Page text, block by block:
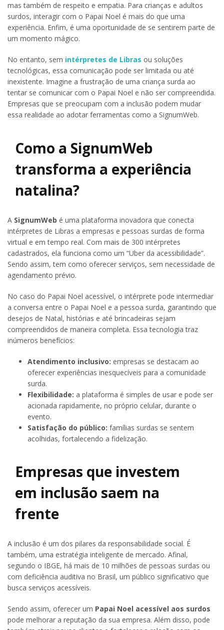
mas também de respeito e empatia. Para crianças e adultos
surdos, interagir com o Papai Noel é mais do que uma
experiência. Enfim, é uma oportunidade de se sentirem parte de
um momento mágico.
No entanto, sem intérpretes de Libras ou soluções
tecnológicas, essa comunicação pode ser limitada ou até
inexistente. Imagine a frustração de uma criança surda ao
tentar se comunicar com o Papai Noel e não ser compreendida.
Empresas que se preocupam com a inclusão podem mudar
essa realidade ao adotar ferramentas como a SignumWeb.
Como a SignumWeb
transforma a experiência
natalina?
A SignumWeb é uma plataforma inovadora que conecta
intérpretes de Libras a empresas e pessoas surdas de forma
virtual e em tempo real. Com mais de 300 intérpretes
cadastrados, ela funciona como um “Uber da acessibilidade”.
Sendo assim, tem como oferecer serviços, sem necessidade de
agendamento prévio.
No caso do Papai Noel acessível, o intérprete pode intermediar
a conversa entre o Papai Noel e a pessoa surda, garantindo que
desejos de Natal, histórias e até brincadeiras sejam
compreendidos de maneira completa. Essa tecnologia traz
inúmeros benefícios:
Atendimento inclusivo: empresas se destacam ao
oferecer experiências inesquecíveis para a comunidade
surda.
Flexibilidade: a plataforma é simples de usar e pode ser
acionada rapidamente, no próprio celular, durante o
evento.
Satisfação do público: famílias surdas se sentem
acolhidas, fortalecendo a fidelização.
Empresas que investem
em inclusão saem na
frente
A inclusão é um dos pilares da responsabilidade social. É
também, uma estratégia inteligente de mercado. Afinal,
segundo o IBGE, há mais de 10 milhões de pessoas surdas ou
com deficiência auditiva no Brasil, um público significativo que
busca serviços acessíveis.
Sendo assim, oferecer um Papai Noel acessível aos surdos
pode melhorar a reputação da sua empresa. Além disso, pode